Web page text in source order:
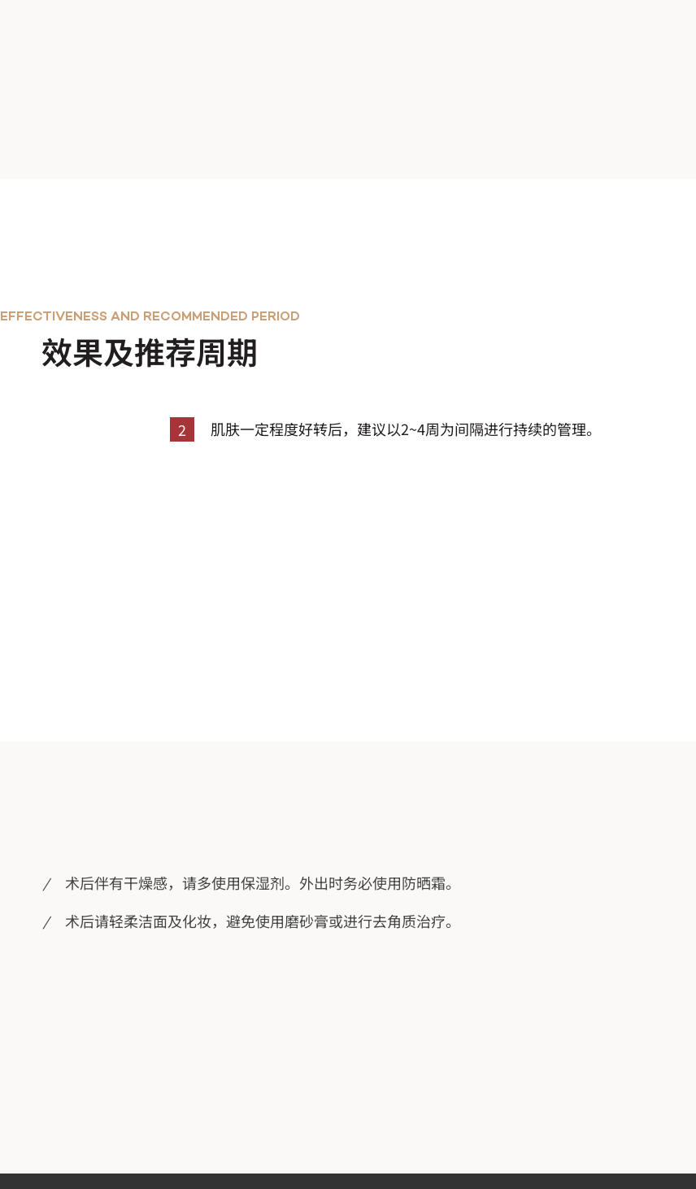
效果及推荐周期
EFFECTIVENESS AND RECOMMENDED PERIOD
2 肌肤一定程度好转后，建议以2~4周为间隔进行持续的管理。
术后伴有干燥感，请多使用保湿剂。外出时务必使用防晒霜。
术后请轻柔洁面及化妆，避免使用磨砂膏或进行去角质治疗。